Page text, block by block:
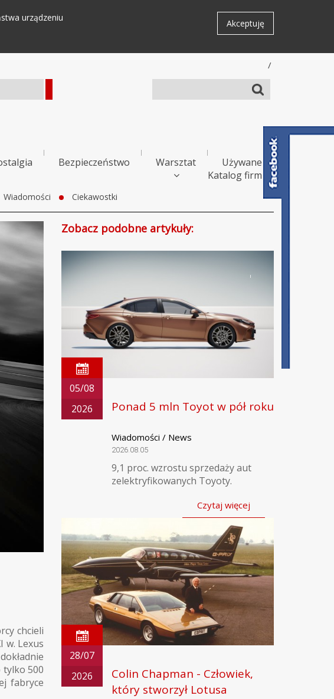
urządzeniu
Akceptuję
/
Bezpieczeństwo Warsztat
Używane
Katalog firm
Wiadomości Ciekawostki
chcieli
w. Lexus
tylko 500
fabryce
Zobacz podobne artykuły:
05/08
2026
Ponad 5 mln Toyot w pół roku
Wiadomości / News
2026.08.05
9,1 proc. wzrostu sprzedaży aut
zelektryfikowanych Toyoty.
Czytaj więcej
28/07
2026
Colin Chapman - Człowiek,
który stworzył Lotusa